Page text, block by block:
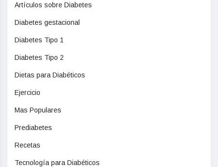
Artículos sobre Diabetes
Diabetes gestacional
Diabetes Tipo 1
Diabetes Tipo 2
Dietas para Diabéticos
Ejercicio
Mas Populares
Prediabetes
Recetas
Tecnología para Diabéticos